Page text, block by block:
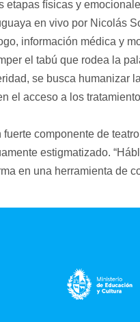
físicas y
en vivo por Nicolás
información médica y
el tabú que rodea la
se busca humanizar
el acceso a los
fuerte componente de
estigmatizado.
en una herramienta de